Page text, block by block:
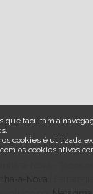
facilitam a
cookies é utilizada
os cookies ativos
a-Nova - Todos os